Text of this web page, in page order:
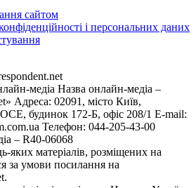
сайтом
і персональних даних
медіа Назва онлайн-медіа –
Адреса: 02091, місто Київ,
будинок 172-Б, офіс 208/1 E-mail:
Телефон: 044-205-43-00
– R40-06068
яких матеріалів, розміщених на
за умови посилання на